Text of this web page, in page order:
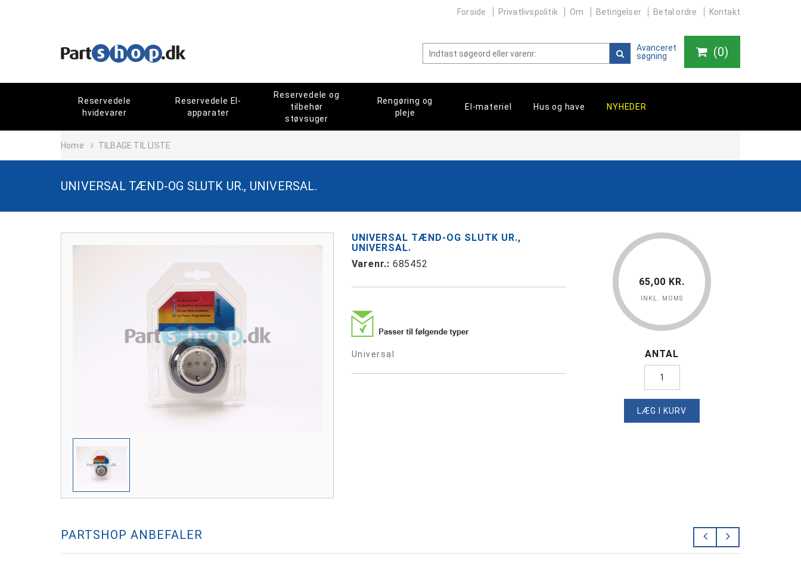
Forside Privatlivspolitik Om Betingelser Betal ordre Kontakt
Avanceret
søgning
(0)
Reservedele
hvidevarer
Reservedele El-
apparater
Reservedele og
tilbehør
støvsuger
Rengøring og
pleje
El-materiel Hus og have NYHEDER
Home TILBAGE TIL LISTE
UNIVERSAL TÆND-OG SLUTK UR., UNIVERSAL.
UNIVERSAL TÆND-OG SLUTK UR.,
UNIVERSAL.
Varenr.: 685452
Universal
65,00 KR.
INKL. MOMS
ANTAL
LÆG I KURV
PARTSHOP ANBEFALER